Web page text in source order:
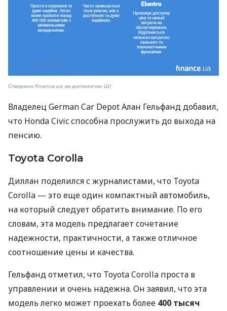
Створено finance.ua за допомогою ШІ
Владелец German Car Depot Алан Гельфанд добавил,
что Honda Civic способна прослужить до выхода на
пенсию.
Toyota Corolla
Диллан поделился с журналистами, что Toyota
Corolla — это еще один компактный автомобиль,
на который следует обратить внимание. По его
словам, эта модель предлагает сочетание
надежности, практичности, а также отличное
соотношение цены и качества.
Гельфанд отметил, что Toyota Corolla проста в
управлении и очень надежна. Он заявил, что эта
модель легко может проехать более 400 тысяч